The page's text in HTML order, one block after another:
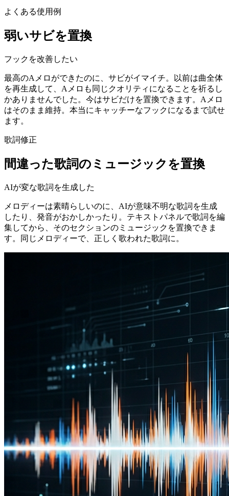
よくある使用例
弱いサビを置換
フックを改善したい
最高のAメロができたのに、サビがイマイチ。以前は曲全体
を再生成して、Aメロも同じクオリティになることを祈るし
かありませんでした。今はサビだけを置換できます。Aメロ
はそのまま維持。本当にキャッチーなフックになるまで試せ
ます。
歌詞修正
間違った歌詞のミュージックを置換
AIが変な歌詞を生成した
メロディーは素晴らしいのに、AIが意味不明な歌詞を生成
したり、発音がおかしかったり。テキストパネルで歌詞を編
集してから、そのセクションのミュージックを置換できま
す。同じメロディーで、正しく歌われた歌詞に。